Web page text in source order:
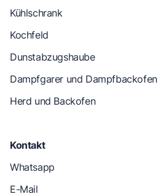
Kühlschrank
Kochfeld
Dunstabzugshaube
Dampfgarer und Dampfbackofen
Herd und Backofen
Kontakt
Whatsapp
E-Mail